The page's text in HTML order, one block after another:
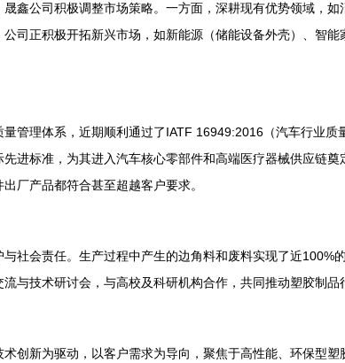
鑫公司积极调整市场策略。一方面，深耕现有优势领域，
司正积极开拓新兴市场，如新能源（储能设备外壳）、智
管理体系，近期顺利通过了IATF 16949:2016（汽车行业
进标准，为其进入汽车核心零部件和高端医疗器械供应链
厂产品都符合甚至超越客户要求。
社会责任。生产过程中产生的边角料和废料实现了近
与技术研讨会，与高校及科研机构合作，共同推动塑胶制品
创新为驱动，以客户需求为导向，聚焦于高性能、环保型